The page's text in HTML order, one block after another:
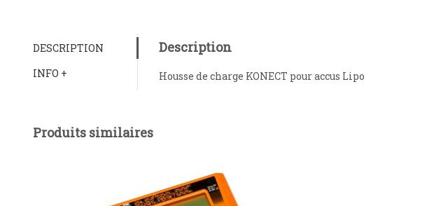
DESCRIPTION
INFO +
Description
Housse de charge KONECT pour accus Lipo
Produits similaires